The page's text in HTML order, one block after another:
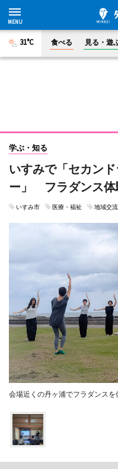
31°C 食べる 見る・遊
学ぶ・知る
いすみで「セカン
ー」 フラダンス体
いすみ市 医療・福祉 地域交流
会場近くの丹ヶ浦でフラダンス